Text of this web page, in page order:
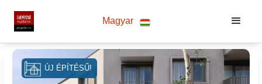
Magyar
ÚJ ÉPÍTÉSŰ!